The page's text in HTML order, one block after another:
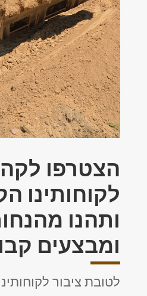
הצטרפו
לקוחותינו
ותהנו
ומבצעים
לטובת ציבור